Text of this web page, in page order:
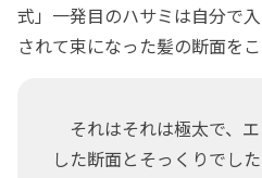
式」一発目のハサミは自分で
されて束になった髪の断面を
それはそれは極太で、
した断面とそっくりでした